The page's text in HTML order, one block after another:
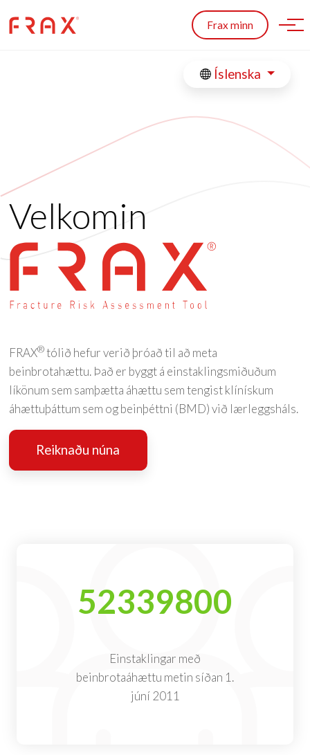
Frax minn
Íslenska
52339800
Einstaklingar með
beinbrotaáhættu metin síðan 1.
júní 2011
Velkomin
FRAX®tólið hefur verið þróað til að meta
beinbrotahættu. Það er byggt á einstaklingsmiðuðum
líkönum sem samþætta áhættu sem tengist klínískum
áhættuþáttum sem og beinþéttni (BMD) við lærleggsháls.
Reiknaðu núna